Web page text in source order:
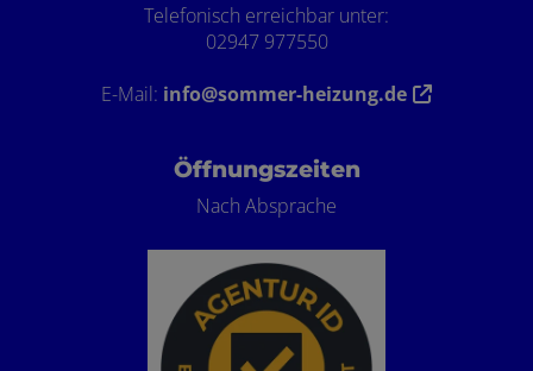
Telefonisch erreichbar unter:
02947 977550
E-Mail: info@sommer-heizung.de
Öffnungszeiten
Nach Absprache